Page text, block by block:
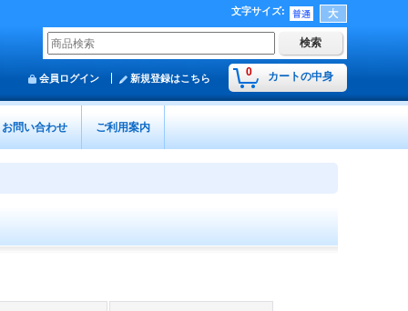
文字サイズ:
0 カートの中身
会員ログイン 新規登録はこちら
お問い合わせ ご利用案内